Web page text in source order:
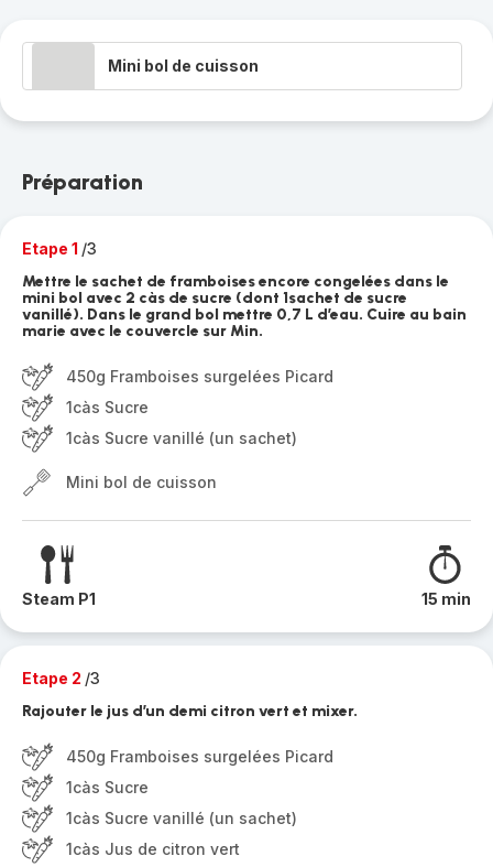
Mini bol de cuisson
Préparation
Etape 1 /3
Mettre le sachet de framboises encore congelées dans le
mini bol avec 2 càs de sucre (dont 1sachet de sucre
vanillé). Dans le grand bol mettre 0,7 L d’eau. Cuire au bain
marie avec le couvercle sur Min.
450g Framboises surgelées Picard
1càs Sucre
1càs Sucre vanillé (un sachet)
Mini bol de cuisson
Steam P1 15 min
Etape 2 /3
Rajouter le jus d’un demi citron vert et mixer.
450g Framboises surgelées Picard
1càs Sucre
1càs Sucre vanillé (un sachet)
1càs Jus de citron vert